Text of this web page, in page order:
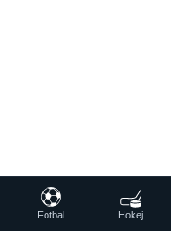
Fotbal Hokej